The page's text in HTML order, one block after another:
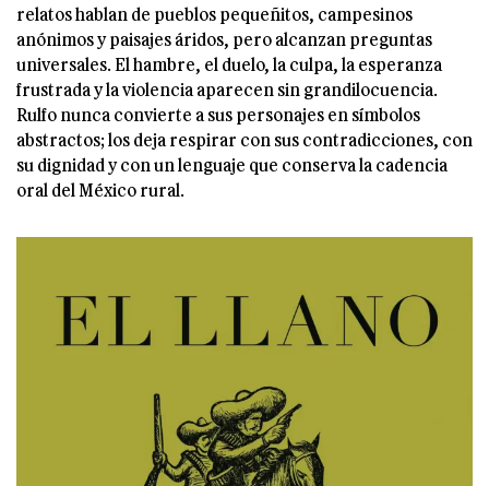
relatos hablan de pueblos pequeñitos, campesinos
anónimos y paisajes áridos, pero alcanzan preguntas
universales. El hambre, el duelo, la culpa, la esperanza
frustrada y la violencia aparecen sin grandilocuencia.
Rulfo nunca convierte a sus personajes en símbolos
abstractos; los deja respirar con sus contradicciones, con
su dignidad y con un lenguaje que conserva la cadencia
oral del México rural.